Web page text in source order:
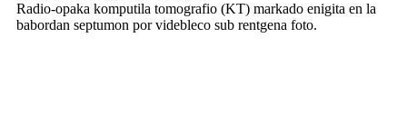
Radio-opaka komputila tomografio (KT) markado enigita en la
babordan septumon por videbleco sub rentgena foto.